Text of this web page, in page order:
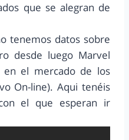
que se alegran de
tenemos datos sobre
desde luego Marvel
el mercado de los
On-line). Aqui tenéis
el que esperan ir